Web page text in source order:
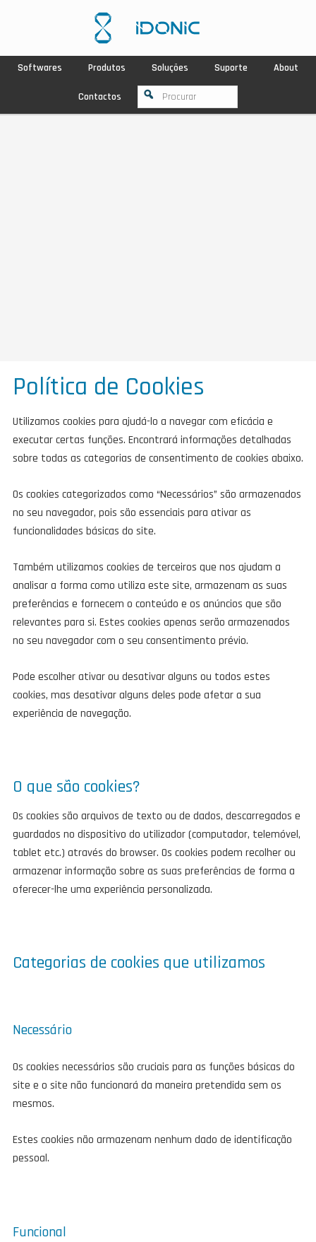
Softwares Produtos Soluções Suporte About
Contactos
Política de Cookies
Utilizamos cookies para ajudá-lo a navegar com eficácia e
executar certas funções. Encontrará informações detalhadas
sobre todas as categorias de consentimento de cookies abaixo.
Os cookies categorizados como “Necessários” são armazenados
no seu navegador, pois são essenciais para ativar as
funcionalidades básicas do site.
Também utilizamos cookies de terceiros que nos ajudam a
analisar a forma como utiliza este site, armazenam as suas
preferências e fornecem o conteúdo e os anúncios que são
relevantes para si. Estes cookies apenas serão armazenados
no seu navegador com o seu consentimento prévio.
Pode escolher ativar ou desativar alguns ou todos estes
cookies, mas desativar alguns deles pode afetar a sua
experiência de navegação.
O que são cookies?
Os cookies são arquivos de texto ou de dados, descarregados e
guardados no dispositivo do utilizador (computador, telemóvel,
tablet etc.) através do browser. Os cookies podem recolher ou
armazenar informação sobre as suas preferências de forma a
oferecer-lhe uma experiência personalizada.
Categorias de cookies que utilizamos
Necessário
Os cookies necessários são cruciais para as funções básicas do
site e o site não funcionará da maneira pretendida sem os
mesmos.
Estes cookies não armazenam nenhum dado de identificação
pessoal.
Funcional